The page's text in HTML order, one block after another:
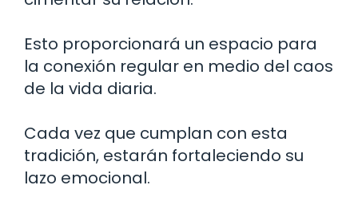
Esto proporcionará un espacio para
la conexión regular en medio del caos
de la vida diaria.
Cada vez que cumplan con esta
tradición, estarán fortaleciendo su
lazo emocional.